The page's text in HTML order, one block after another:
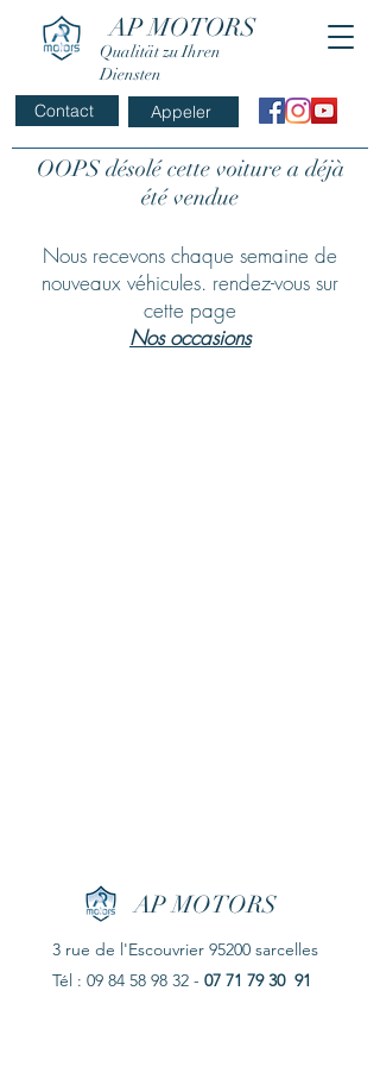
AP MOTORS
Qualität zu Ihren
Diensten
Appeler
Contact
OOPS désolé cette voiture a déjà
été vendue
Nous recevons chaque semaine de
nouveaux véhicules. rendez-vous sur
cette page
Nos occasions
AP MOTORS
3 rue de l'Escouvrier 95200 sarcelles
Tél : 09 84 58 98 32 - 07 71 79 30 91